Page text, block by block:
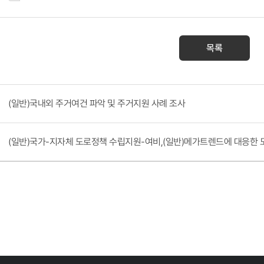
목록
(일반)국내외 주거여건 파악 및 주거지원 사례 조사
(일반)국가-지자체 도로정책 수립지원-여비,(일반)메가트렌드에 대응한